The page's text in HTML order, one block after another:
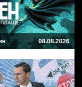
08.08.2026